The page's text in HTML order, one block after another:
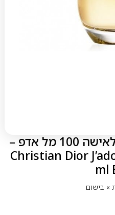
כריסטיאן דיור גאדור לאישה 100 מל אדפ –
Christian Dior
ml
» בישום